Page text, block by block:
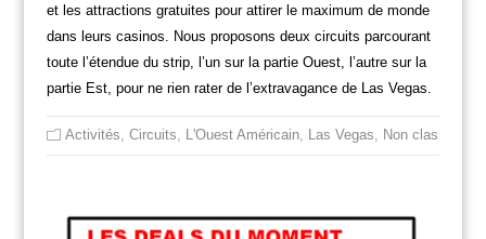
et les attractions gratuites pour attirer le maximum de monde
dans leurs casinos. Nous proposons deux circuits parcourant
toute l’étendue du strip, l’un sur la partie Ouest, l’autre sur la
partie Est, pour ne rien rater de l’extravagance de Las Vegas.
Activités Circuits L'Ouest Américain, Las Vegas Non classé